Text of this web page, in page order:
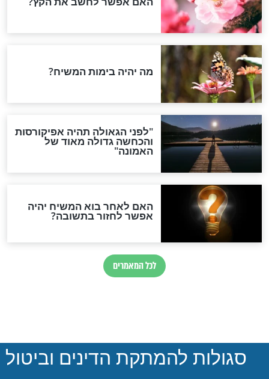
אמרו את 8 המילים הללו בכל
ישועות גדולות
הרב עמנואל מזרחי: זה מה
חדשות יהדות
הותר לפרסום: לוחמי מילואים
נהרגו בדרום לבנון
ההסכם החשאי של טראמפ
סימני שאלה